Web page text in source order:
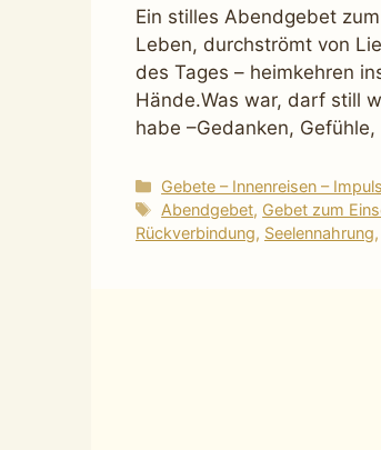
Ein stilles Abendgebet
Leben, durchströmt von
des Tages – heimkehren
Hände.Was war, darf still
habe –Gedanken,
Kategorien
Gebete – Innenreisen –
Schlagwörter
Abendgebet, Gebet zum
Rückverbindung, Seelennahrung,